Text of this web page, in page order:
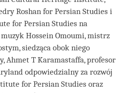
Roshan for Persian Studies i
for Persian Studies na
Hossein Omoumi, mistrz
siedząca obok niego
Ahmet T Karamastaffa, profesor
odpowiedzialny za rozwój
for Persian Studies oraz